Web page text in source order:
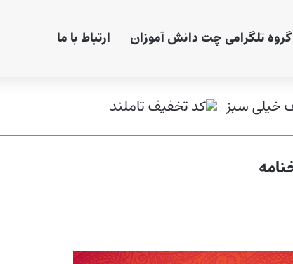
گروه تلگرامی چت دانش آموزان ارتباط با ما